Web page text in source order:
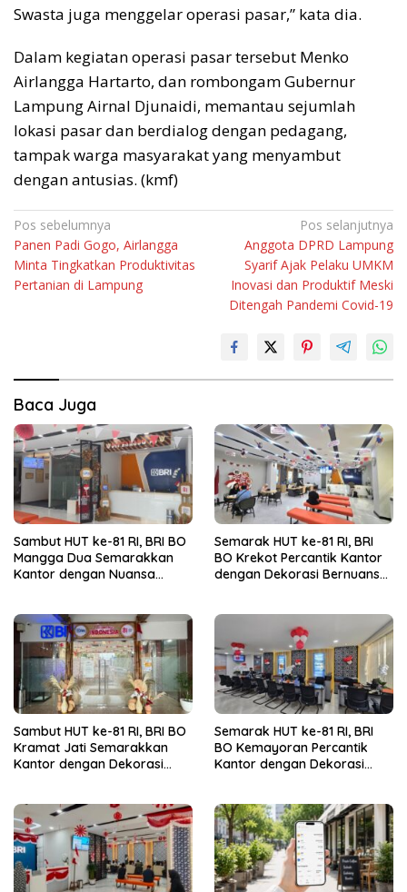
Swasta juga menggelar operasi pasar,” kata dia.
Dalam kegiatan operasi pasar tersebut Menko
Airlangga Hartarto, dan rombongam Gubernur
Lampung Airnal Djunaidi, memantau sejumlah
lokasi pasar dan berdialog dengan pedagang,
tampak warga masyarakat yang menyambut
dengan antusias. (kmf)
Navigasi
pos
Pos sebelumnya
Panen Padi Gogo, Airlangga
Minta Tingkatkan Produktivitas
Pertanian di Lampung
Pos selanjutnya
Anggota DPRD Lampung
Syarif Ajak Pelaku UMKM
Inovasi dan Produktif Meski
Ditengah Pandemi Covid-19
Baca Juga
Sambut HUT ke-81 RI, BRI BO
Mangga Dua Semarakkan
Kantor dengan Nuansa
Semarak HUT ke-81 RI, BRI
BO Krekot Percantik Kantor
dengan Dekorasi Bernuansa
Sambut HUT ke-81 RI, BRI BO
Kramat Jati Semarakkan
Kantor dengan Dekorasi
Semarak HUT ke-81 RI, BRI
BO Kemayoran Percantik
Kantor dengan Dekorasi